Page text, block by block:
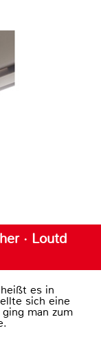
· Loutd
es in
sich eine
man zum